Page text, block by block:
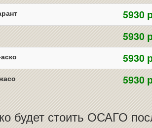
5930
5930
5930
5930
будет стоить ОСАГО